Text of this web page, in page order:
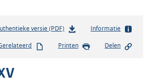
versie (PDF)b
s
Informatie
Printen Delen